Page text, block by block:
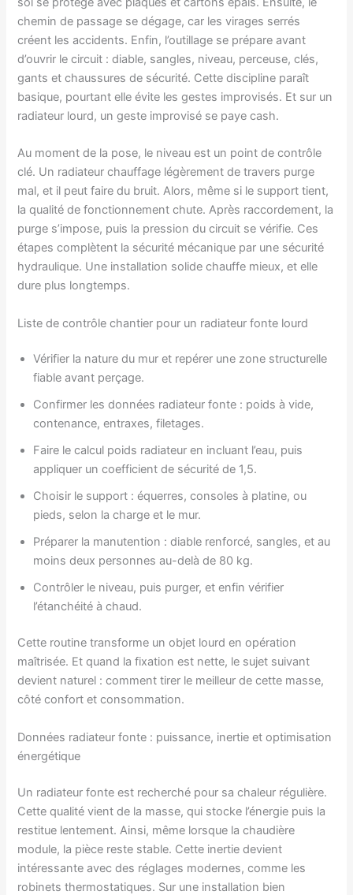
chemin de passage se dégage, car les virages serrés
créent les accidents. Enfin, l’outillage se prépare avant
d’ouvrir le circuit : diable, sangles, niveau, perceuse, clés,
gants et chaussures de sécurité. Cette discipline paraît
basique, pourtant elle évite les gestes improvisés. Et sur un
radiateur lourd, un geste improvisé se paye cash.
Au moment de la pose, le niveau est un point de contrôle
clé. Un radiateur chauffage légèrement de travers purge
mal, et il peut faire du bruit. Alors, même si le support tient,
la qualité de fonctionnement chute. Après raccordement, la
purge s’impose, puis la pression du circuit se vérifie. Ces
étapes complètent la sécurité mécanique par une sécurité
hydraulique. Une installation solide chauffe mieux, et elle
dure plus longtemps.
Liste de contrôle chantier pour un radiateur fonte lourd
Vérifier la nature du mur et repérer une zone structurelle
fiable avant perçage.
Confirmer les données radiateur fonte : poids à vide,
contenance, entraxes, filetages.
Faire le calcul poids radiateur en incluant l’eau, puis
appliquer un coefficient de sécurité de 1,5.
Choisir le support : équerres, consoles à platine, ou
pieds, selon la charge et le mur.
Préparer la manutention : diable renforcé, sangles, et au
moins deux personnes au-delà de 80 kg.
Contrôler le niveau, puis purger, et enfin vérifier
l’étanchéité à chaud.
Cette routine transforme un objet lourd en opération
maîtrisée. Et quand la fixation est nette, le sujet suivant
devient naturel : comment tirer le meilleur de cette masse,
côté confort et consommation.
Données radiateur fonte : puissance, inertie et optimisation
énergétique
Un radiateur fonte est recherché pour sa chaleur régulière.
Cette qualité vient de la masse, qui stocke l’énergie puis la
restitue lentement. Ainsi, même lorsque la chaudière
module, la pièce reste stable. Cette inertie devient
intéressante avec des réglages modernes, comme les
robinets thermostatiques. Sur une installation bien